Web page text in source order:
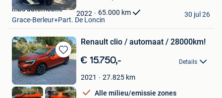
Favorieten
2022 65.000 km
mbs automobile
Grace-Berleur+Part. De Loncin
30 jul 26
Bewaren
in
Mijn
Favorieten
Renault clio / automaat / 28000km!
€ 15.750,- Details
2021 27.825 km
Alle milieu/emissie zones